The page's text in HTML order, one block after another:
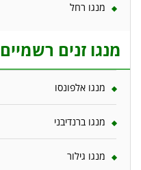
מנגו רחל
מנגו זנים רשמיים
מנגו אלפונסו
מנגו ברנדיבני
מנגו גילור